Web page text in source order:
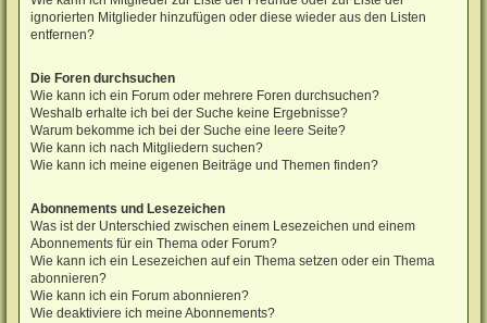
ignorierten Mitglieder hinzufügen oder diese wieder aus den Listen
entfernen?
Die Foren durchsuchen
Wie kann ich ein Forum oder mehrere Foren durchsuchen?
Weshalb erhalte ich bei der Suche keine Ergebnisse?
Warum bekomme ich bei der Suche eine leere Seite?
Wie kann ich nach Mitgliedern suchen?
Wie kann ich meine eigenen Beiträge und Themen finden?
Abonnements und Lesezeichen
Was ist der Unterschied zwischen einem Lesezeichen und einem
Abonnements für ein Thema oder Forum?
Wie kann ich ein Lesezeichen auf ein Thema setzen oder ein Thema
abonnieren?
Wie kann ich ein Forum abonnieren?
Wie deaktiviere ich meine Abonnements?